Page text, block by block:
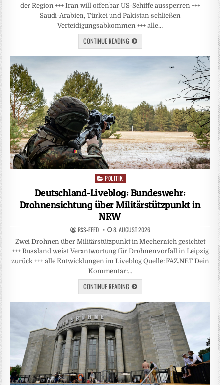
der Region +++ Iran will offenbar US-Schiffe aussperren +++
Saudi-Arabien, Türkei und Pakistan schließen
Verteidigungsabkommen +++ alle…
CONTINUE READING
Posted
in
POLITIK
Deutschland-Liveblog: Bundeswehr:
Drohnensichtung über Militärstützpunkt in
NRW
RSS-FEED 8. AUGUST 2026
Zwei Drohnen über Militärstützpunkt in Mechernich gesichtet
+++ Russland weist Verantwortung für Drohnenvorfall in Leipzig
zurück +++ alle Entwicklungen im Liveblog Quelle: FAZ.NET Dein
Kommentar:…
CONTINUE READING